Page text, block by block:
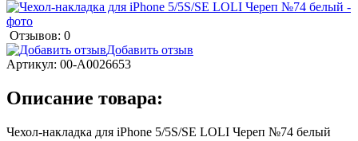
Отзывов: 0
Добавить отзыв
Артикул: 00-А0026653
Описание товара:
Чехол-накладка для iPhone 5/5S/SE LOLI Череп №74 белый